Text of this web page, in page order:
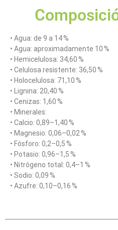
• Agua: de 9 a 14 %
• Agua: aproximadamente 10 %
• Hemicelulosa: 34,60 %
• Celulosa resistente: 36,50 %
• Holocelulosa: 71,10 %
• Lignina: 20,40 %
• Cenizas: 1,60 %
• Minerales:
• Calcio: 0,89–1,40 %
• Magnesio: 0,06–0,02 %
• Fósforo: 0,2–0,5 %
• Potasio: 0,96–1,5 %
• Nitrógeno total: 0,4–1 %
• Sodio: 0,09 %
• Azufre: 0,10–0,16 %